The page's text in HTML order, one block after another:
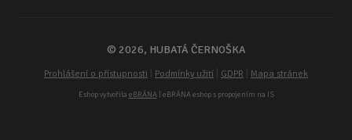
© 2026, HUBATÁ ČERNOŠKA
Prohlášení o přístupnosti Podmínky užití GDPR Mapa stránek
Eshop vytvořila eBRÁNA| eBRÁNA eshop s propojením na IS